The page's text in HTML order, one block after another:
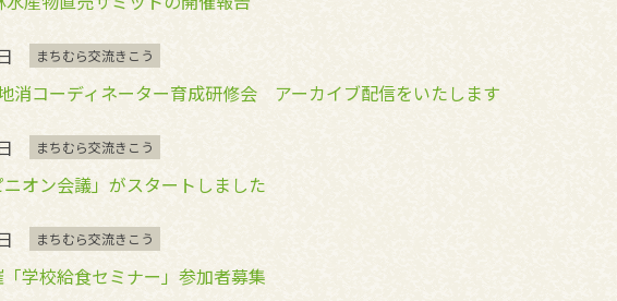
まちむら交流きこう
消コーディネーター育成研修会 アーカイブ配信をいたします
まちむら交流きこう
ニオン会議」がスタートしました
まちむら交流きこう
学校給食セミナー」参加者募集